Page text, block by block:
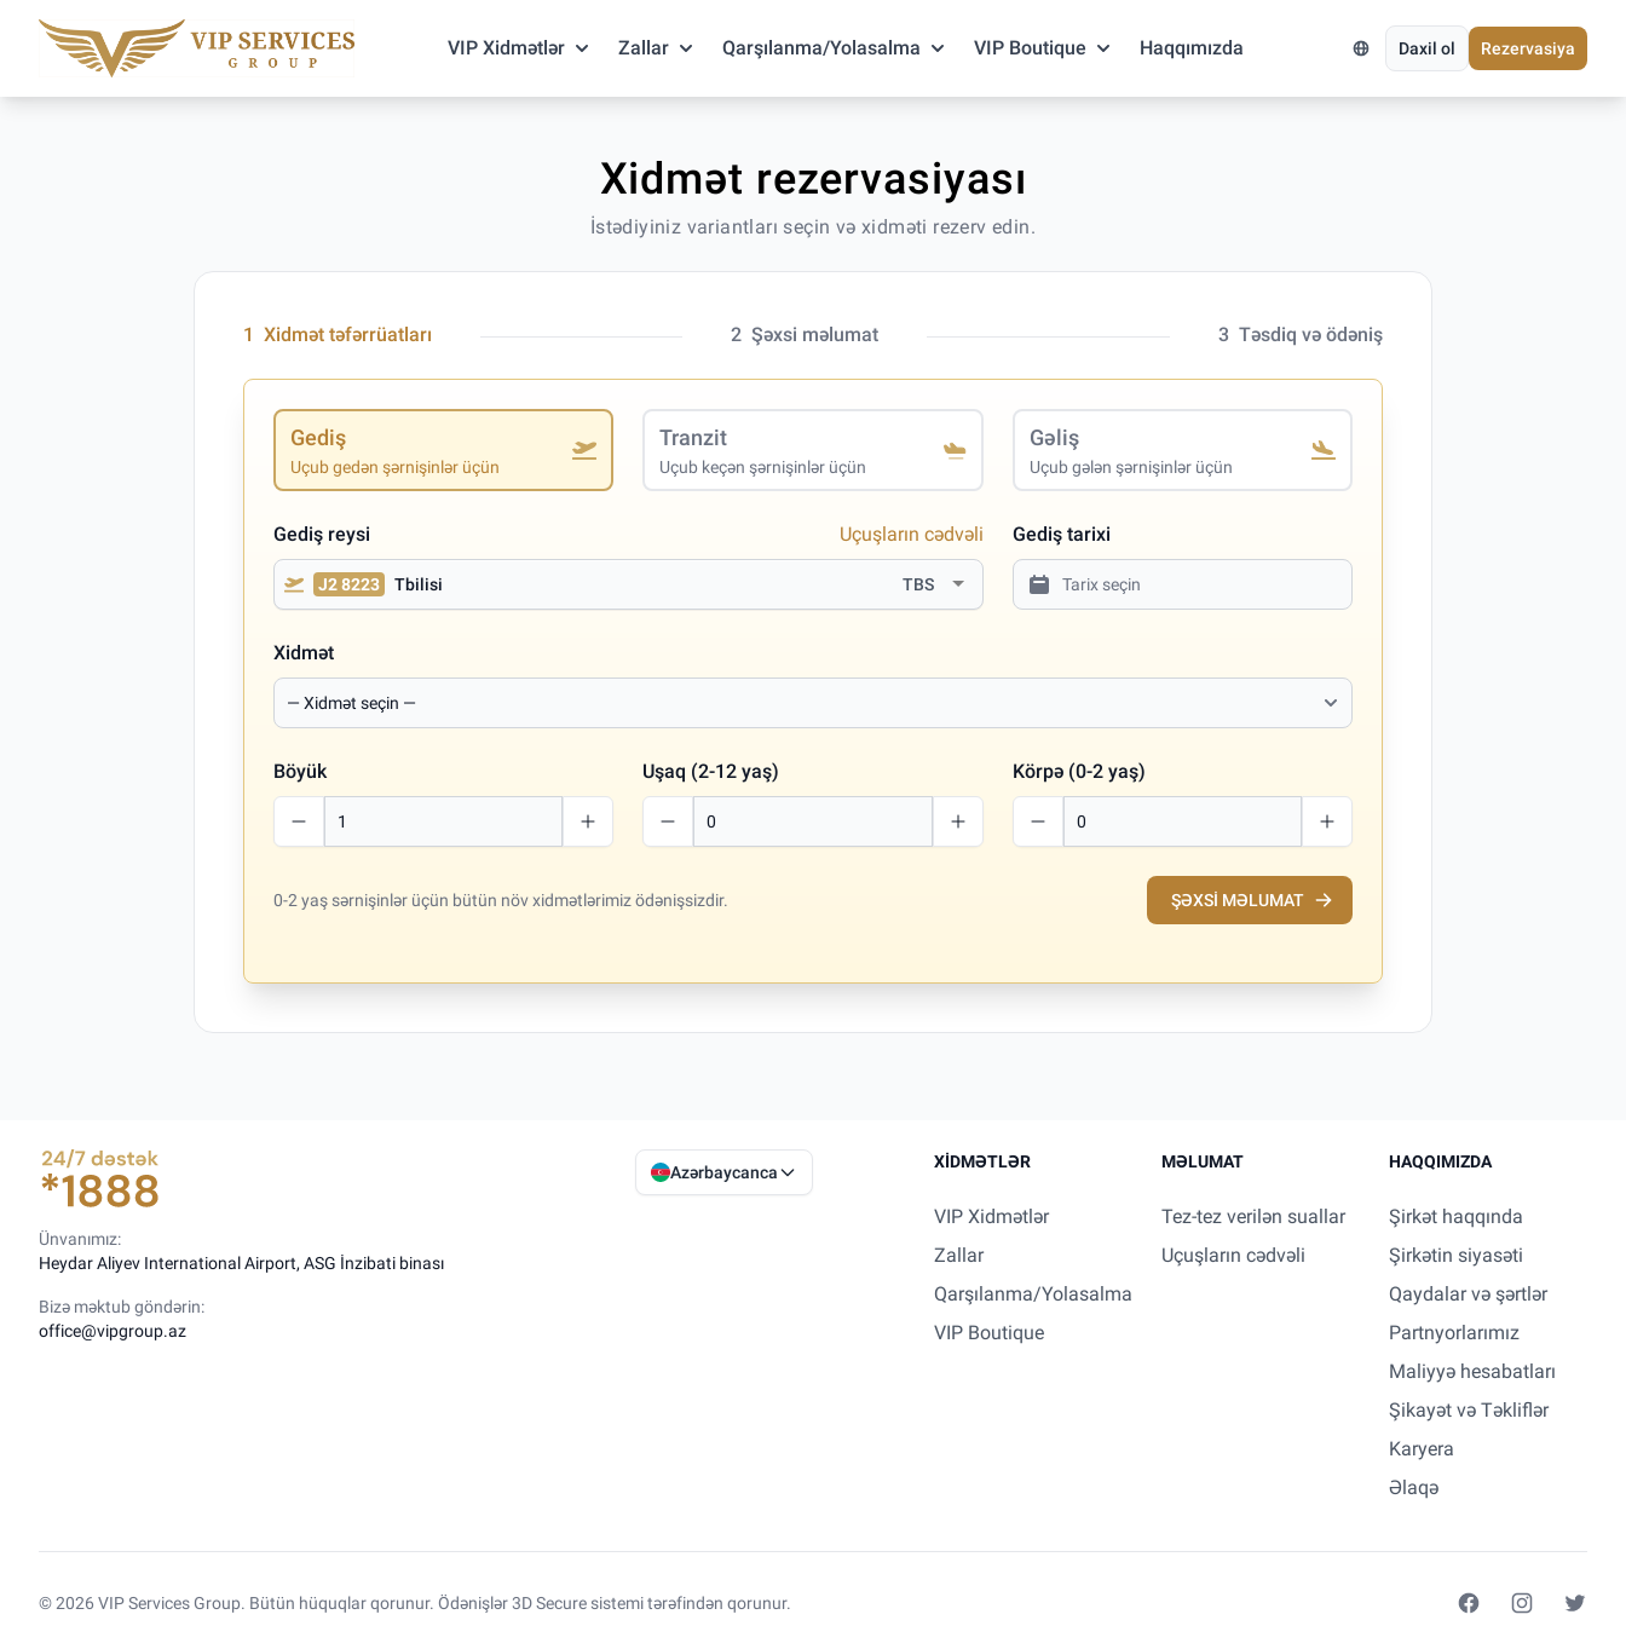
Daxil ol Rezervasiya
VIP Xidmətlər Zallar Qarşılanma/Yolasalma VIP Boutique Haqqımızda
Xidmət rezervasiyası
İstədiyiniz variantları seçin və xidməti rezerv edin.
1 Xidmət təfərrüatları 2 Şəxsi məlumat 3 Təsdiq və ödəniş
Gediş
Uçub gedən şərnişinlər üçün
Tranzit
Uçub keçən şərnişinlər üçün
Gəliş
Uçub gələn şərnişinlər üçün
Gediş reysi Uçuşların cədvəli
J2 8223 Tbilisi TBS
Gediş tarixi
Xidmət
Böyük Uşaq (2-12 yaş) Körpə (0-2 yaş)
0-2 yaş sərnişinlər üçün bütün növ xidmətlərimiz ödənişsizdir. ŞƏXSI MƏLUMAT
Azərbaycanca
Ünvanımız:
Heydar Aliyev International Airport, ASG İnzibati binası
Bizə məktub göndərin:
office@vipgroup.az
XIDMƏTLƏR
VIP Xidmətlər
Zallar
Qarşılanma/Yolasalma
VIP Boutique
MƏLUMAT
Tez-tez verilən suallar
Uçuşların cədvəli
HAQQIMIZDA
Şirkət haqqında
Şirkətin siyasəti
Qaydalar və şərtlər
Partnyorlarımız
Maliyyə hesabatları
Şikayət və Təkliflər
Karyera
Əlaqə
© 2026 VIP Services Group. Bütün hüquqlar qorunur. Ödənişlər 3D Secure sistemi tərəfindən qorunur.